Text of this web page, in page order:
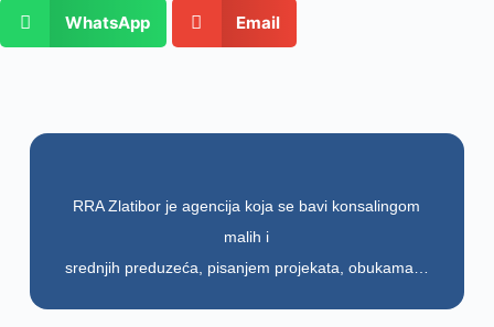
WhatsApp Email
RRA Zlatibor je agencija koja se bavi konsalingom
malih i
srednjih preduzeća, pisanjem projekata, obukama…